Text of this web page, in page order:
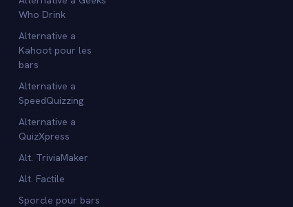
Who Drink
Alternative a
Kahoot pour les
bars
Alternative a
SpeedQuizzing
Alternative a
QuizXpress
Alt. TriviaMaker
Alt. Factile
Sporcle pour bars